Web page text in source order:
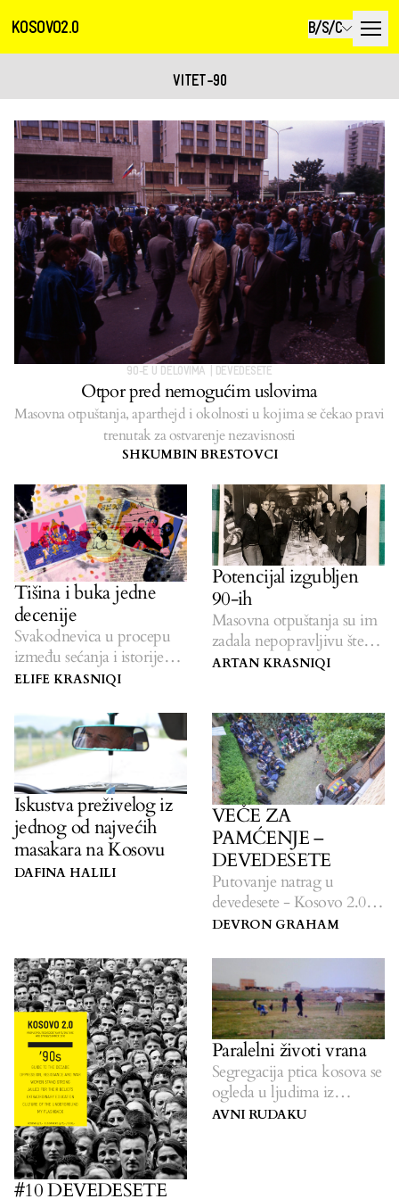
KOSOVO2.0 B/S/C
VITET-90
90-E U DELOVIMA DEVEDESETE
Otpor pred nemogućim uslovima
Masovna otpuštanja, aparthejd i okolnosti u kojima se čekao pravi
trenutak za ostvarenje nezavisnosti
SHKUMBIN BRESTOVCI
Tišina i buka jedne
decenije
Svakodnevica u procepu
između sećanja i istorije
devedesetih.
ELIFE KRASNIQI
Potencijal izgubljen
90-ih
Masovna otpuštanja su im
zadala nepopravljivu štetu
— sada su zanemareni u
ARTAN KRASNIQI
Iskustva preživelog iz
jednog od najvećih
masakara na Kosovu
DAFINA HALILI
VEČE ZA
PAMĆENJE –
DEVEDESETE
Putovanje natrag u
devedesete - Kosovo 2.0
objavljuje svoje konačno
DEVRON GRAHAM
#10 DEVEDESETE
Paralelni životi vrana
Segregacija ptica kosova se
ogleda u ljudima iz
Gnjilana tokom
AVNI RUDAKU